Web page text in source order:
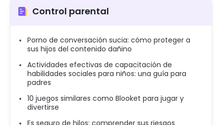
Control parental
Porno de conversación sucia: cómo proteger a
sus hijos del contenido dañino
Actividades efectivas de capacitación de
habilidades sociales para niños: una guía para
padres
10 juegos similares como Blooket para jugar y
divertirse